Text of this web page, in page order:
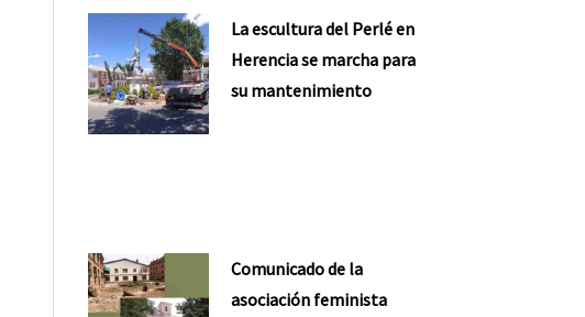
La escultura del Perlé en
Herencia se marcha para
su mantenimiento
Comunicado de la
asociación feminista